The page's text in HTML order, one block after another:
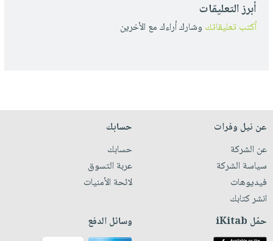
أبرز التعليقات
أكتب تعليقاتك وشارك أراءك مع الأخرين
عن نيل وفرات
عن الشركة
سياسة الشركة
فيديوهات
انشر كتابك
حسابك
حسابك
عربة التسوق
لائحة الأمنيات
حمّل iKitab وسائل الدفع